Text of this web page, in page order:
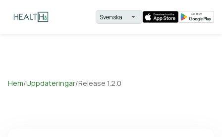
Hem/Uppdateringar/Release 1.2.0